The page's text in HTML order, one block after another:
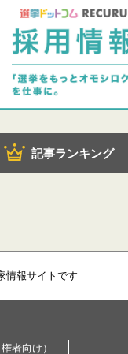
記事ランキング
情報サイトです
者向け）